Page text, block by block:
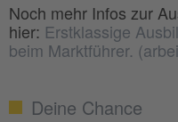
Noch mehr Infos zur
hier: Erstklassige
beim Marktführer.
Deine Chance